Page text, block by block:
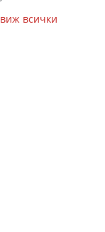
виж всички